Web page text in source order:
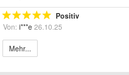
Positiv
Von: i***e 26.10.25
Mehr...